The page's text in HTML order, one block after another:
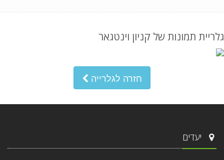
גלריית תמונות של קניון וינטגאר
חזרה לגלרייה
יעדים